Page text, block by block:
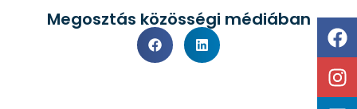
Megosztás közösségi médiában